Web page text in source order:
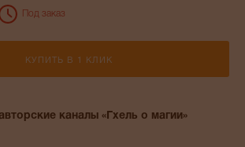
Под заказ
КУПИТЬ В 1 КЛИК
каналы «Гхель о магии»